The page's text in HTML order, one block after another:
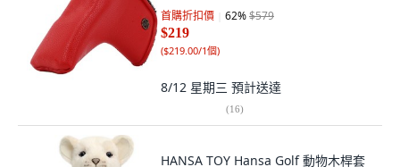
首購折扣價 62%$579
$219
($219.00/1個)
8/12 星期三 預計送達
(16)
HANSA TOY Hansa Golf 動物木桿套